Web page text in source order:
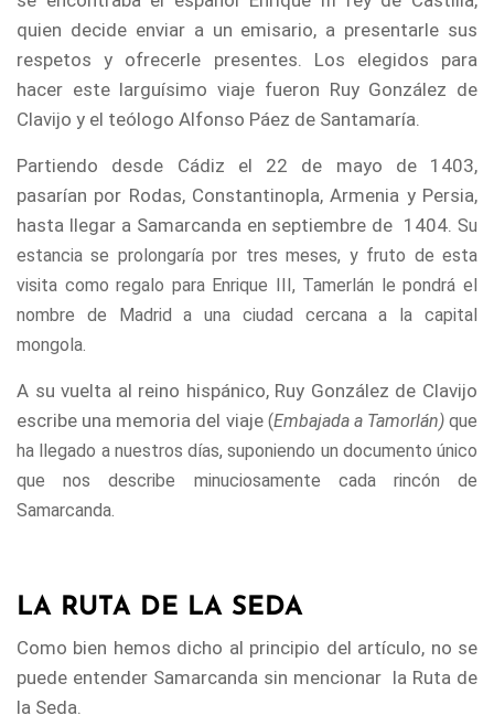
quien decide enviar a un emisario, a presentarle sus
respetos y ofrecerle presentes. Los elegidos para
hacer este larguísimo viaje fueron Ruy González de
Clavijo y el teólogo Alfonso Páez de Santamaría.
Partiendo desde Cádiz el 22 de mayo de 1403,
pasarían por Rodas, Constantinopla, Armenia y Persia,
hasta llegar a Samarcanda en septiembre de 1404. Su
estancia se prolongaría por tres meses, y fruto de esta
visita como regalo para Enrique III, Tamerlán le pondrá el
nombre de Madrid a una ciudad cercana a la capital
mongola.
A su vuelta al reino hispánico, Ruy González de Clavijo
escribe una memoria del viaje (Embajada a Tamorlán) que
ha llegado a nuestros días, suponiendo un documento único
que nos describe minuciosamente cada rincón de
Samarcanda.
LA RUTA DE LA SEDA
Como bien hemos dicho al principio del artículo, no se
puede entender Samarcanda sin mencionar la Ruta de
la Seda.